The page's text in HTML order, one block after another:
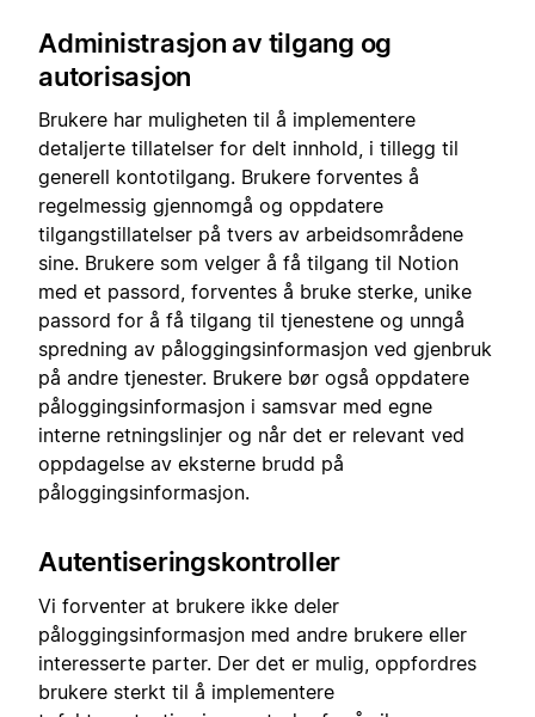
Administrasjon av tilgang og
autorisasjon
Brukere har muligheten til å implementere
detaljerte tillatelser for delt innhold, i tillegg til
generell kontotilgang. Brukere forventes å
regelmessig gjennomgå og oppdatere
tilgangstillatelser på tvers av arbeidsområdene
sine. Brukere som velger å få tilgang til Notion
med et passord, forventes å bruke sterke, unike
passord for å få tilgang til tjenestene og unngå
spredning av påloggingsinformasjon ved gjenbruk
på andre tjenester. Brukere bør også oppdatere
påloggingsinformasjon i samsvar med egne
interne retningslinjer og når det er relevant ved
oppdagelse av eksterne brudd på
påloggingsinformasjon.
Autentiseringskontroller
Vi forventer at brukere ikke deler
påloggingsinformasjon med andre brukere eller
interesserte parter. Der det er mulig, oppfordres
brukere sterkt til å implementere